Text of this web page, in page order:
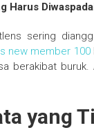
Harus
sering
new member 100
berakibat
yang